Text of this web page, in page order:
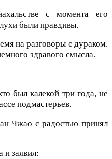
с момента его
были правдивы.
на разговоры с дураком.
здравого смысла.
был калекой три года, не
подмастерьев.
Чжао с радостью принял
и заявил: